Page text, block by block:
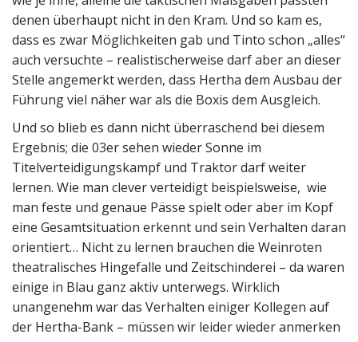
denen überhaupt nicht in den Kram. Und so kam es,
dass es zwar Möglichkeiten gab und Tinto schon „alles“
auch versuchte – realistischerweise darf aber an dieser
Stelle angemerkt werden, dass Hertha dem Ausbau der
Führung viel näher war als die Boxis dem Ausgleich.
Und so blieb es dann nicht überraschend bei diesem
Ergebnis; die 03er sehen wieder Sonne im
Titelverteidigungskampf und Traktor darf weiter
lernen. Wie man clever verteidigt beispielsweise, wie
man feste und genaue Pässe spielt oder aber im Kopf
eine Gesamtsituation erkennt und sein Verhalten daran
orientiert… Nicht zu lernen brauchen die Weinroten
theatralisches Hingefalle und Zeitschinderei – da waren
einige in Blau ganz aktiv unterwegs. Wirklich
unangenehm war das Verhalten einiger Kollegen auf
der Hertha-Bank – müssen wir leider wieder anmerken